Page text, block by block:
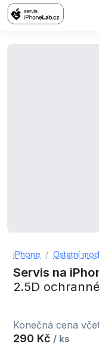
iPhone Ostatní
Servis na
2.5D
Konečná cena
290 Kč / ks